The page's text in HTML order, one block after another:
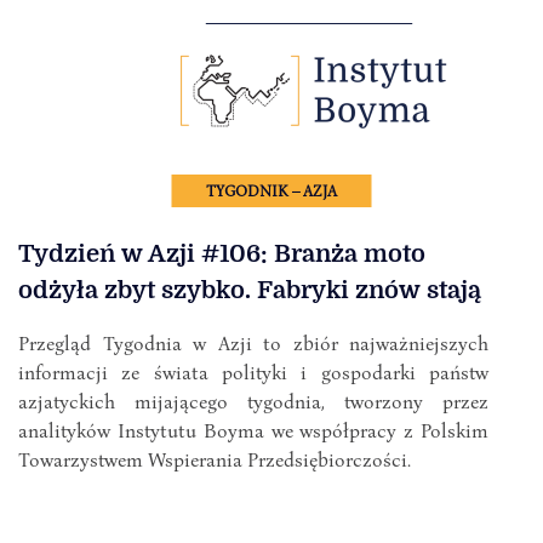
TYGODNIK – AZJA
Tydzień w Azji #106: Branża moto
odżyła zbyt szybko. Fabryki znów stają
Przegląd Tygodnia w Azji to zbiór najważniejszych
informacji ze świata polityki i gospodarki państw
azjatyckich mijającego tygodnia, tworzony przez
analityków Instytutu Boyma we współpracy z Polskim
Towarzystwem Wspierania Przedsiębiorczości.